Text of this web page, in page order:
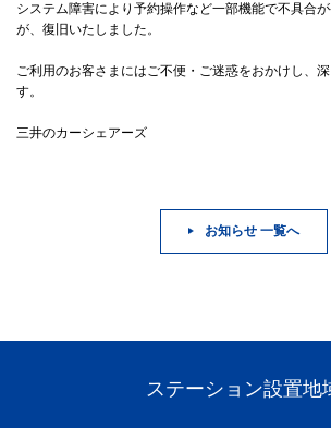
システム障害により予約操作など一部機能で不具合
が、復旧いたしました。
ご利用のお客さまにはご不便・ご迷惑をおかけし、
す。
三井のカーシェアーズ
お知らせ 一覧へ
ステーション設置地